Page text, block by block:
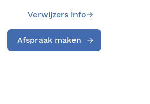
Verwijzers info
Afspraak maken